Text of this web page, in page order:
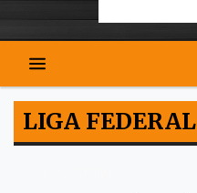
LIGA FEDERAL